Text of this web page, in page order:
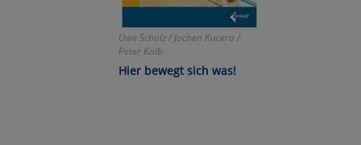
Uwe Scholz / Jochen Kucera /
Peter Kolb
Hier bewegt sich was!